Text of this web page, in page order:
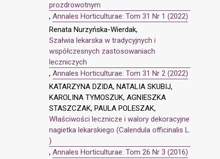
prozdrowotnym
, Annales Horticulturae: Tom 31 Nr 1 (2022)
Renata Nurzyńska-Wierdak,
Szałwia lekarska w tradycyjnych i
współczesnych zastosowaniach
leczniczych
, Annales Horticulturae: Tom 31 Nr 2 (2022)
KATARZYNA DZIDA, NATALIA SKUBIJ,
KAROLINA TYMOSZUK, AGNIESZKA
STASZCZAK, PAULA POLESZAK,
Właściwości lecznicze i walory dekoracyjne
nagietka lekarskiego (Calendula officinalis L.
)
, Annales Horticulturae: Tom 26 Nr 3 (2016)